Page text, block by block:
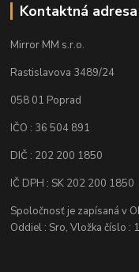
Kontaktná adresa
Mirror MM s.r.o.
Rastislavova 3489/24
058 01 Poprad
IČO : 36 504 891
DIČ : 202 200 1850
IČ DPH : SK 202 200 1850
Spoločnosť je zapísaná v
Oddiel : Sro, Vložka číslo :